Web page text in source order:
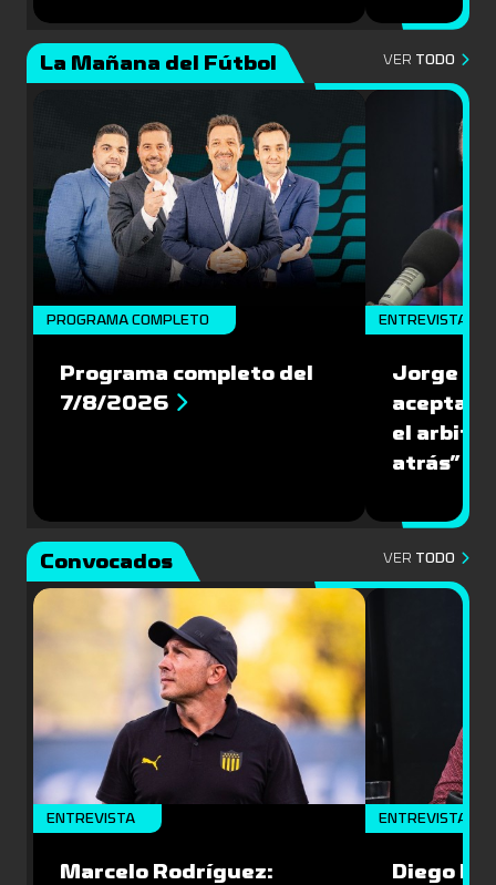
La Mañana del Fútbol VER TODO
PROGRAMA COMPLETO
Programa completo del
7/8/2026
ENTREVISTA
Jorge
aceptar
el
atrás”
Convocados VER TODO
ENTREVISTA
Marcelo Rodríguez:
ENTREVISTA
Diego